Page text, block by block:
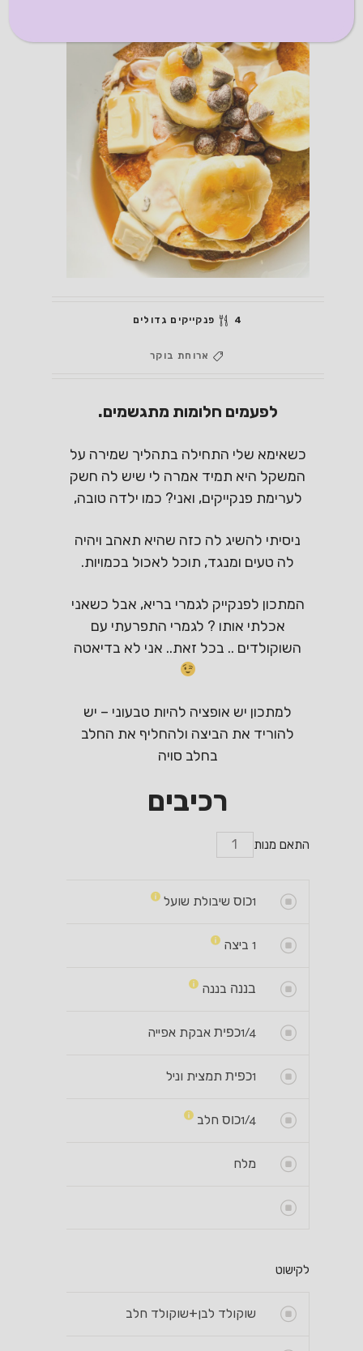
4 פנקייקים גדולים
ארוחת בוקר
לפעמים חלומות מתגשמים.
כשאימא שלי התחילה בתהליך שמירה על
המשקל היא תמיד אמרה לי שיש לה חשק
לערימת פנקייקים, ואני? כמו ילדה טובה,
ניסיתי להשיג לה כזה שהיא תאהב ויהיה
לה טעים ומנגד, תוכל לאכול בכמויות.
המתכון לפנקייק לגמרי בריא, אבל כשאני
אכלתי אותו ? לגמרי התפרעתי עם
השוקולדים .. בכל זאת.. אני לא בדיאטה
למתכון יש אופציה להיות טבעוני – יש
להוריד את הביצה ולהחליף את החלב
בחלב סויה
רכיבים
התאם מנות
1כוס שיבולת שועל
1 ביצה
בננה בננה
1/4כפית אבקת אפייה
1כפית תמצית וניל
1/4כוס חלב
מלח
לקישוט
שוקולד לבן+שוקולד חלב